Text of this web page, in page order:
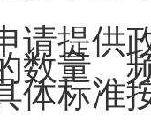
请提供
数量、
体标准